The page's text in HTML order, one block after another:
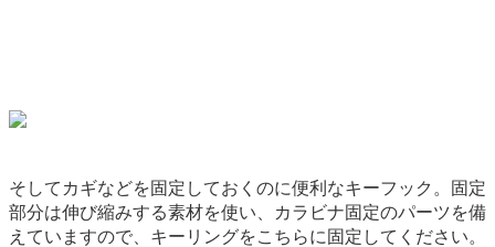
そしてカギなどを固定しておくのに便利なキーフック。固定
部分は伸び縮みする素材を使い、カラビナ固定のパーツを備
えていますので、キーリングをこちらに固定してください。